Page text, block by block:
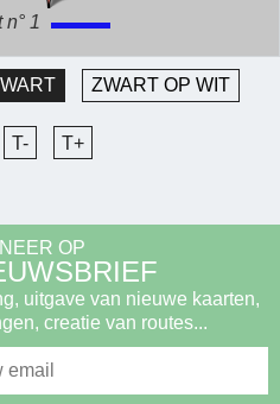
n° 1
ZWART OP WIT
T- T+
OP
uitgave van nieuwe kaarten,
creatie van routes...